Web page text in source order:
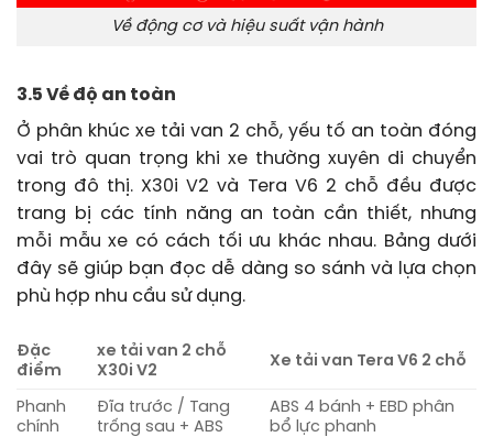
Về động cơ và hiệu suất vận hành
3.5 Về độ an toàn
Ở phân khúc xe tải van 2 chỗ, yếu tố an toàn đóng
vai trò quan trọng khi xe thường xuyên di chuyển
trong đô thị. X30i V2 và Tera V6 2 chỗ đều được
trang bị các tính năng an toàn cần thiết, nhưng
mỗi mẫu xe có cách tối ưu khác nhau. Bảng dưới
đây sẽ giúp bạn đọc dễ dàng so sánh và lựa chọn
phù hợp nhu cầu sử dụng.
Đặc
điểm
xe tải van 2 chỗ
X30i V2
Xe tải van Tera V6 2 chỗ
Phanh
chính
Đĩa trước / Tang
trống sau + ABS
ABS 4 bánh + EBD phân
bổ lực phanh